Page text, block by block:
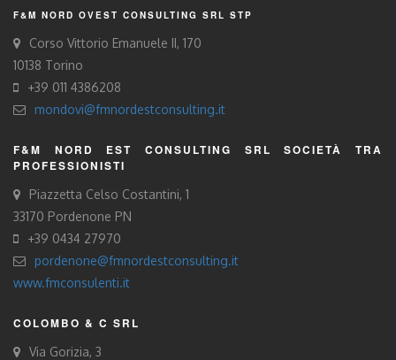
F&M NORD OVEST CONSULTING SRL STP
Corso Vittorio Emanuele II, 170
10138 Torino
+39 011 4386208
mondovi@fmnordestconsulting.it
F&M NORD EST CONSULTING SRL SOCIETÀ TRA
PROFESSIONISTI
Piazzetta Celso Costantini, 1
33170 Pordenone PN
+39 0434 27970
pordenone@fmnordestconsulting.it
www.fmconsulenti.it
COLOMBO & C SRL
Via Gorizia, 3